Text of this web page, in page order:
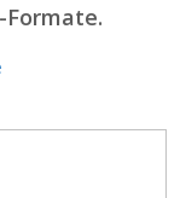
Formate.